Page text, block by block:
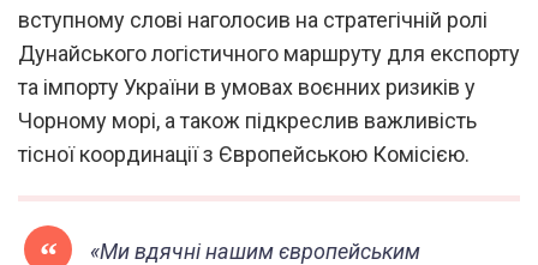
вступному слові наголосив на стратегічній ролі
Дунайського логістичного маршруту для експорту
та імпорту України в умовах воєнних ризиків у
Чорному морі, а також підкреслив важливість
тісної координації з Європейською Комісією.
«Ми вдячні нашим європейським